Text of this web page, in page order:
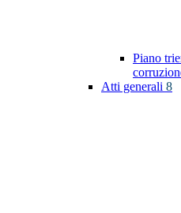
Piano
Atti generali 8